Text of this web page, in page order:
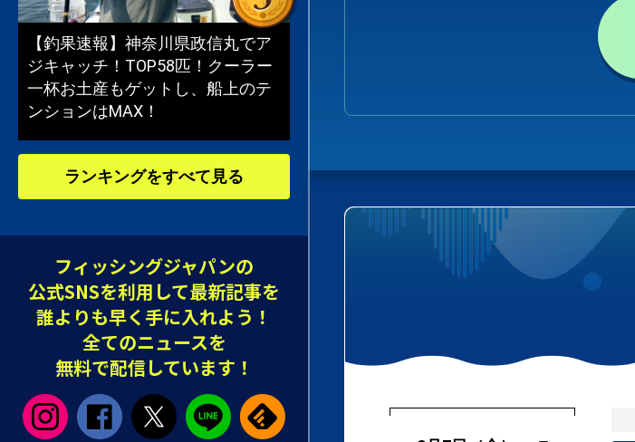
【釣果速報】神奈川県政信丸でア
ジキャッチ！TOP58匹！クーラー
一杯お土産もゲットし、船上のテ
ンションはMAX！
ランキングをすべて見る
フィッシングジャパンの
公式SNSを利用して最新記事を
誰よりも早く手に入れよう！
全てのニュースを
無料で配信しています！